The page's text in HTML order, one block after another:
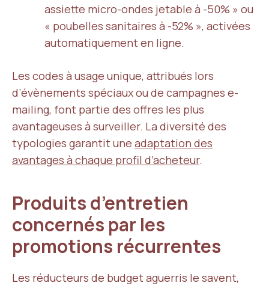
assiette micro-ondes jetable à -50% » ou
« poubelles sanitaires à -52% », activées
automatiquement en ligne.
Les codes à usage unique, attribués lors
d’évènements spéciaux ou de campagnes e-
mailing, font partie des offres les plus
avantageuses à surveiller. La diversité des
typologies garantit une adaptation des
avantages à chaque profil d’acheteur.
Produits d’entretien
concernés par les
promotions récurrentes
Les réducteurs de budget aguerris le savent,